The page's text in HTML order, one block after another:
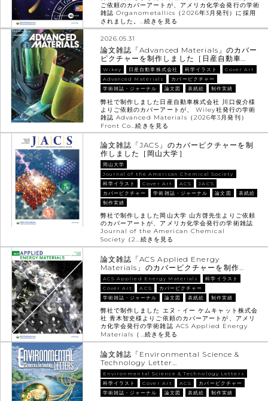
ご依頼のカバーアートが、アメリカ化学会発行の学術
雑誌 Organometallics（2026年3月発刊）に採用
されました。…続きを見る
2026.05.31
論文雑誌「Advanced Materials」のカバー
ピクチャーを制作しました［日産自動車…
Wikey 日産自動車株式会社 科学イラスト
Cover Art
Advanced Materials
カバーピクチャー
学術雑誌・ジャーナル
論文図 表紙絵 制作実績
弊社で制作しました日産自動車株式会社 川口俊介様
よりご依頼のカバーアートが、 Wiley社発行の学術
雑誌 Advanced Materials（2026年3月発刊）
Front Co…続きを見る
論文雑誌「JACS」のカバーピクチャーを制
作しました［岡山大学］
岡山大学
Journal of the American Chemical Society
科学イラスト
Cover Art ACS
JACS
カバーピクチャー
学術雑誌・ジャーナル 論文図
表紙絵
制作実績
弊社で制作しました岡山大学 山方啓先生よりご依頼
のカバーアートが、アメリカ化学会発行の学術雑誌
Journal of the American Chemical
Society（2…続きを見る
論文雑誌「ACS Applied Energy
Materials」のカバーピクチャーを制作…
ACS Applied Energy Materials
科学イラスト
Cover Art
ACS
カバーピクチャー
学術雑誌・ジャーナル
論文図 表紙絵 制作実績
弊社で制作しました エヌ・イー ケムキャット株式会
社 青木智史様よりご依頼のカバーアートが、アメリ
カ化学会発行の学術雑誌 ACS Applied Energy
Materials（…続きを見る
論文雑誌「Environmental Science &
Technology Letter…
Environmental Science & Technology Letters
科学イラスト
Cover Art ACS
カバーピクチャー
学術雑誌・ジャーナル
論文図 表紙絵 制作実績